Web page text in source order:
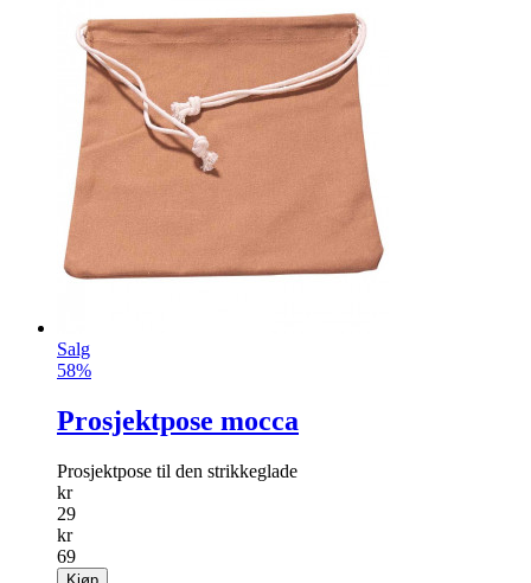
Salg
58%
Prosjektpose mocca
Prosjektpose til den strikkeglade
kr
29
kr
69